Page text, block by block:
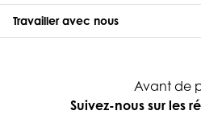
Travailler avec nous
Avant de
Suivez-nous sur les